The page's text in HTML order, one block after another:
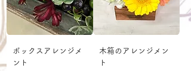
ボックスアレンジメ
ント
木箱のアレンジメン
ト